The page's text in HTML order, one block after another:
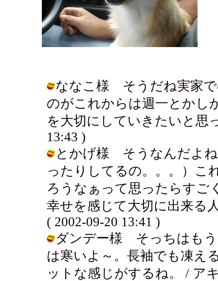
ななこ様 そうだね実家で
のがこれからは週一とかし
を大切にしていきたいと思
13:43 )
とかげ様 そうなんだよね
ったりしてるの。。。）こ
ろうなぁって思ったらすご
幸せを感じて大切に出来る
( 2002-09-20 13:41 )
ダンデー様 そっちはもう
は寒いよ～。長袖でも凍え
ットな感じがするね。 / ア